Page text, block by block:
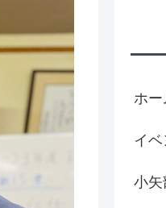
ホー
イ
小矢